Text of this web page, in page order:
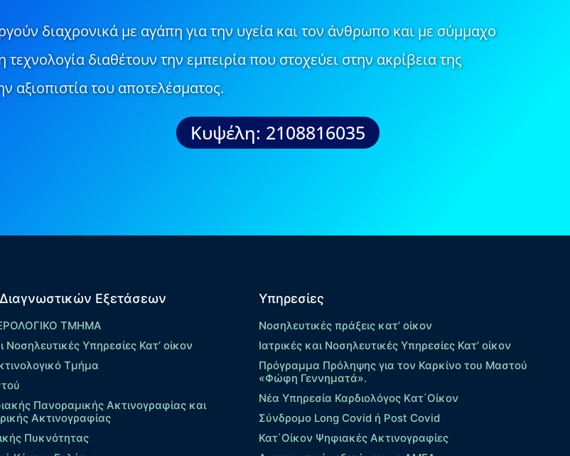
διαχρονικά με αγάπη για την υγεία και τον άνθρωπο και με σύμμαχο
διαθέτουν την εμπειρία που στοχεύει στην ακρίβεια της
αξιοπιστία του αποτελέσματος.
Κυψέλη: 2108816035
Εξετάσεων
ΤΜΗΜΑ
Νοσηλευτικές Υπηρεσίες Κατ’ οίκον
Τμήμα
Πανοραμικής Ακτινογραφίας και
Ακτινογραφίας
Πυκνότητας
Υπηρεσίες
Νοσηλευτικές πράξεις κατ’ οίκον
Ιατρικές και Νοσηλευτικές Υπηρεσίες Κατ’ οίκον
Πρόγραμμα Πρόληψης για τον Καρκίνο του Μαστού
«Φώφη Γεννηματά».
Νέα Υπηρεσία Καρδιολόγος Kατ΄Οίκον
Σύνδρομο Long Covid ή Post Covid
Κατ΄Οίκον Ψηφιακές Ακτινογραφίες